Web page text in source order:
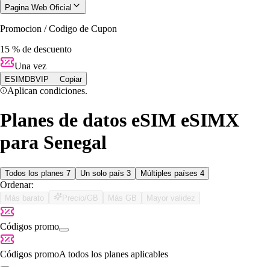
Pagina Web Oficial
Promocion / Codigo de Cupon
15 % de descuento
Una vez
ESIMDBVIP Copiar
Aplican condiciones.
Planes de datos eSIM eSIMX
para Senegal
Todos los planes 7 Un solo país 3 Múltiples países 4
Ordenar:
Más barato Precio/GB Más GB Mayor validez
Códigos promo
Códigos promoA todos los planes aplicables